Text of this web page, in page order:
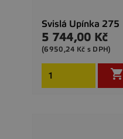
Svislá Upínka 275
Cena
5 744,00 Kč
(6950,24 Kč s DPH)
